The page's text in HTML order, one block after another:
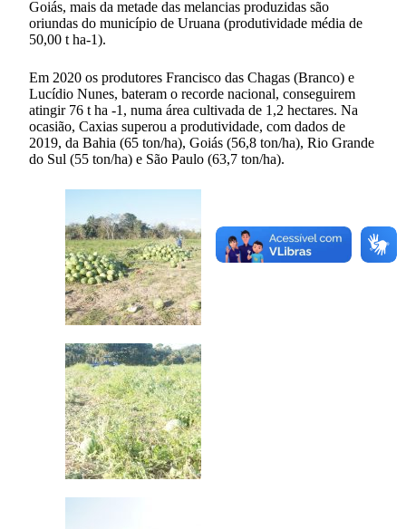
Goiás, mais da metade das melancias produzidas são
oriundas do município de Uruana (produtividade média de
50,00 t ha-1).
Em 2020 os produtores Francisco das Chagas (Branco) e
Lucídio Nunes, bateram o recorde nacional, conseguirem
atingir 76 t ha -1, numa área cultivada de 1,2 hectares. Na
ocasião, Caxias superou a produtividade, com dados de
2019, da Bahia (65 ton/ha), Goiás (56,8 ton/ha), Rio Grande
do Sul (55 ton/ha) e São Paulo (63,7 ton/ha).